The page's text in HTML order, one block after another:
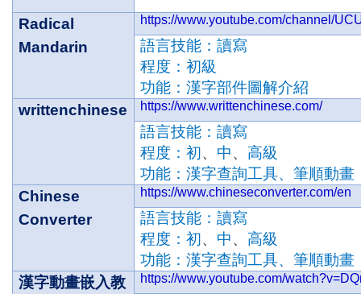
Radical
Mandarin
https://www.youtube.com/channel/
語言技能：讀寫
程度：初級
功能：漢字部件圖解介紹
writtenchinese
https://www.writtenchinese.com/
語言技能：讀寫
程度：初、 中、高級
功能：漢字查詢工具、筆順動畫
Chinese
Converter
https://www.chineseconverter.com/en
語言技能：讀寫
程度：初、 中、高級
功能：漢字查詢工具、筆順動畫
漢字動畫嵌入教
https://www.youtube.com/